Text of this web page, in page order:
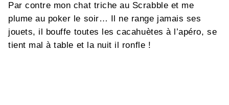
Par contre mon chat triche au Scrabble et me
plume au poker le soir… Il ne range jamais ses
jouets, il bouffe toutes les cacahuètes à l’apéro, se
tient mal à table et la nuit il ronfle !